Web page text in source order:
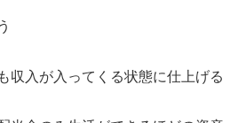
収入が入ってくる状態に仕上げる